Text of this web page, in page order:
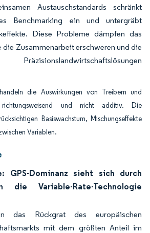
Austauschstandards schränkt
Benchmarking ein und untergräbt
Diese Probleme dämpfen das
die Zusammenarbeit erschweren und die
die Auswirkungen von Treibern und
richtungsweisend und nicht additiv. Die
Basiswachstum, Mischungseffekte
Variablen.
GPS-Dominanz sieht sich durch
die Variable-Rate-Technologie
das Rückgrat des europäischen
mit dem größten Anteil im